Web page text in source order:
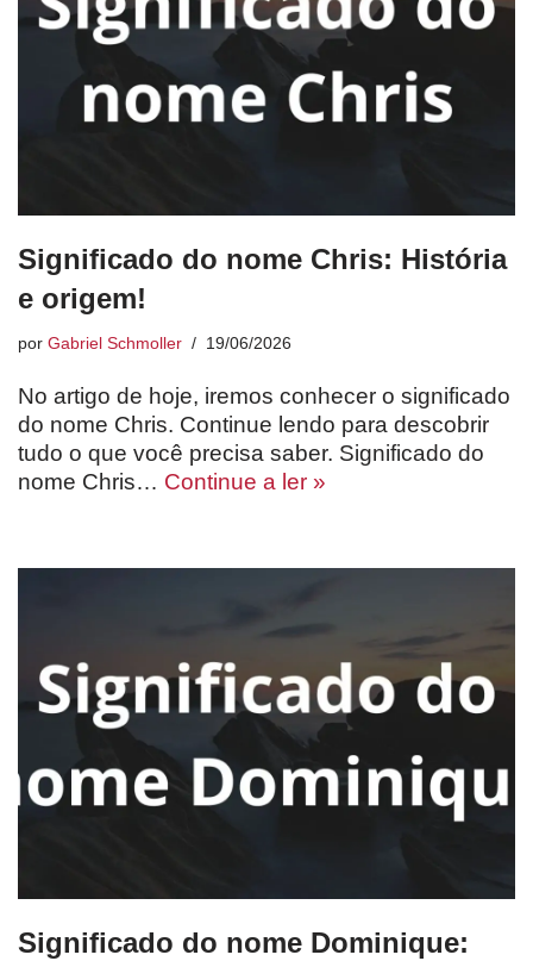
Significado do nome Chris: História
e origem!
por Gabriel Schmoller 19/06/2026
No artigo de hoje, iremos conhecer o significado
do nome Chris. Continue lendo para descobrir
tudo o que você precisa saber. Significado do
nome Chris… Continue a ler »
Significado do nome Dominique: